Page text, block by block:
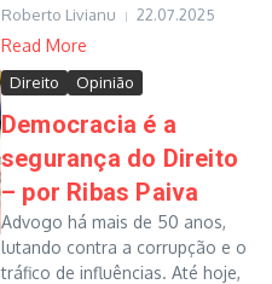
Roberto Livianu 22.07.2025
Read More
Direito Opinião
Democracia é a
segurança do Direito
– por Ribas Paiva
Advogo há mais de 50 anos,
lutando contra a corrupção e o
tráfico de influências. Até hoje,